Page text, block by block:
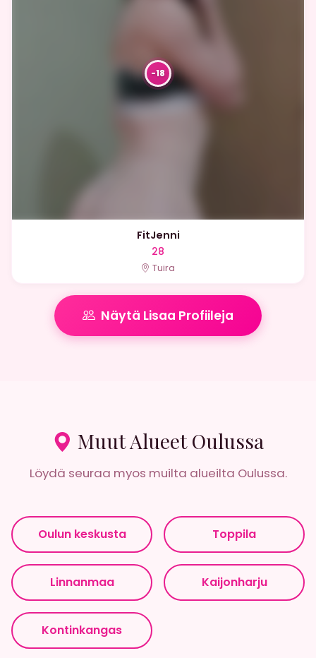
FitJenni
28
Tuira
Näytä Lisaa Profiileja
Muut Alueet Oulussa
Löydä seuraa myos muilta alueilta Oulussa.
Oulun keskusta Toppila
Linnanmaa Kaijonharju
Kontinkangas